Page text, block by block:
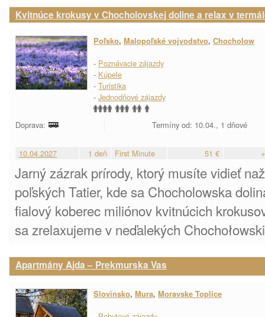
Kvitnúce krokusy v Chocholovskej doline a relax v
Poľsko, Malopoľské vojvodstvo, Chocholow
- Poznávacie zájazdy
- Kúpele
- Turistika
- Jednodňové zájazdy
Doprava: Termíny od: 10.04., 1 dňové
10.04.2027 1 deň First Minute 51 €
Jarný zázrak prírody, ktorý musíte vidieť
poľských Tatier, kde sa Chocholowska
fialový koberec miliónov kvitnúcich
sa zrelaxujeme v neďalekých
Apartmány Ajda – Prekmurska Vas
Slovinsko, Mura, Moravske Toplice